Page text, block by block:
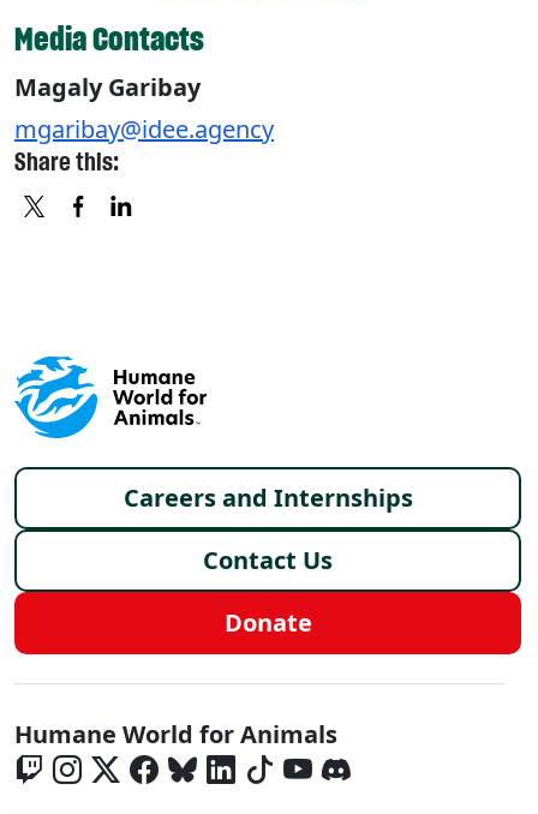
Media Contacts
Magaly Garibay
mgaribay@idee.agency
Share this:
Footer menu
Careers and Internships
Contact Us
Donate
Global - Social Menu
Humane World for Animals